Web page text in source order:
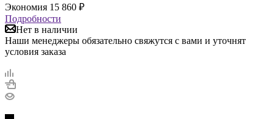
Экономия 15 860 ₽
Подробности
Нет в наличии
Наши менеджеры обязательно свяжутся с вами и уточнят
условия заказа